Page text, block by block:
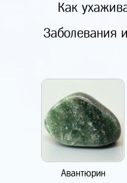
Как
Заболевания
Авантюрин